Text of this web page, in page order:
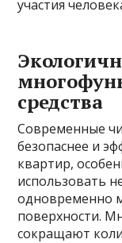
участия
средства
Современные
безопаснее и
квартир,
использовать
одновременно
поверхности.
сокращают